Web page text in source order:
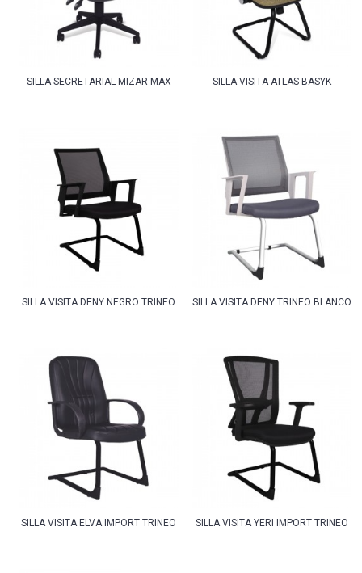
SILLA SECRETARIAL MIZAR MAX SILLA VISITA ATLAS BASYK
SILLA VISITA DENY NEGRO TRINEO SILLA VISITA DENY TRINEO BLANCO
SILLA VISITA ELVA IMPORT TRINEO SILLA VISITA YERI IMPORT TRINEO